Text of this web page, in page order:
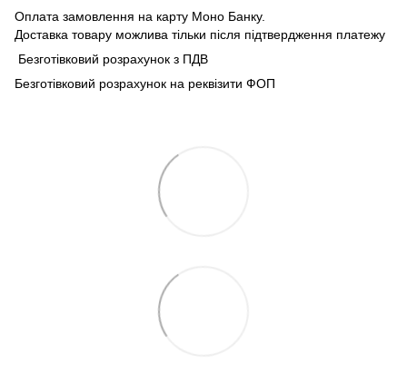
Оплата замовлення на карту Моно Банку.
Доставка товару можлива тільки після підтвердження платежу
Безготівковий розрахунок з ПДВ
Безготівковий розрахунок на реквізити ФОП